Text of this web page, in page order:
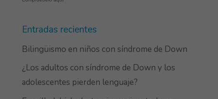
Entradas recientes
Bilingüismo en niños con síndrome de Down
¿Los adultos con síndrome de Down y los
adolescentes pierden lenguaje?